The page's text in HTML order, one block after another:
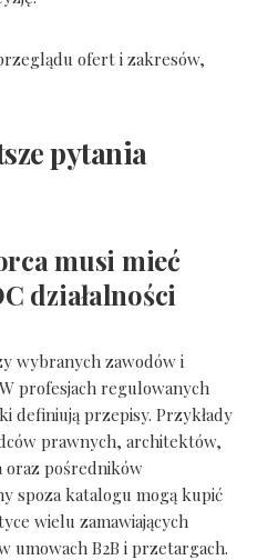
ofert i zakresów,
pytania
musi mieć
działalności
wybranych zawodów i
profesjach regulowanych
definiują przepisy. Przykłady
prawnych, architektów,
oraz pośredników
spoza katalogu mogą kupić
wielu zamawiających
umowach B2B i przetargach.